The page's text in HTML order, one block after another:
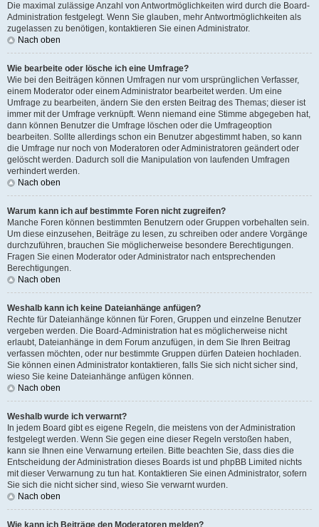
Die maximal zulässige Anzahl von Antwortmöglichkeiten wird durch die Board-
Administration festgelegt. Wenn Sie glauben, mehr Antwortmöglichkeiten als
zugelassen zu benötigen, kontaktieren Sie einen Administrator.
Nach oben
Wie bearbeite oder lösche ich eine Umfrage?
Wie bei den Beiträgen können Umfragen nur vom ursprünglichen Verfasser,
einem Moderator oder einem Administrator bearbeitet werden. Um eine
Umfrage zu bearbeiten, ändern Sie den ersten Beitrag des Themas; dieser ist
immer mit der Umfrage verknüpft. Wenn niemand eine Stimme abgegeben hat,
dann können Benutzer die Umfrage löschen oder die Umfrageoption
bearbeiten. Sollte allerdings schon ein Benutzer abgestimmt haben, so kann
die Umfrage nur noch von Moderatoren oder Administratoren geändert oder
gelöscht werden. Dadurch soll die Manipulation von laufenden Umfragen
verhindert werden.
Nach oben
Warum kann ich auf bestimmte Foren nicht zugreifen?
Manche Foren können bestimmten Benutzern oder Gruppen vorbehalten sein.
Um diese einzusehen, Beiträge zu lesen, zu schreiben oder andere Vorgänge
durchzuführen, brauchen Sie möglicherweise besondere Berechtigungen.
Fragen Sie einen Moderator oder Administrator nach entsprechenden
Berechtigungen.
Nach oben
Weshalb kann ich keine Dateianhänge anfügen?
Rechte für Dateianhänge können für Foren, Gruppen und einzelne Benutzer
vergeben werden. Die Board-Administration hat es möglicherweise nicht
erlaubt, Dateianhänge in dem Forum anzufügen, in dem Sie Ihren Beitrag
verfassen möchten, oder nur bestimmte Gruppen dürfen Dateien hochladen.
Sie können einen Administrator kontaktieren, falls Sie sich nicht sicher sind,
wieso Sie keine Dateianhänge anfügen können.
Nach oben
Weshalb wurde ich verwarnt?
In jedem Board gibt es eigene Regeln, die meistens von der Administration
festgelegt werden. Wenn Sie gegen eine dieser Regeln verstoßen haben,
kann sie Ihnen eine Verwarnung erteilen. Bitte beachten Sie, dass dies die
Entscheidung der Administration dieses Boards ist und phpBB Limited nichts
mit dieser Verwarnung zu tun hat. Kontaktieren Sie einen Administrator, sofern
Sie sich die nicht sicher sind, wieso Sie verwarnt wurden.
Nach oben
Wie kann ich Beiträge den Moderatoren melden?